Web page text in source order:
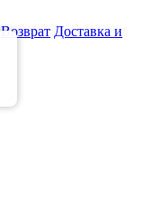
Возврат Доставка и